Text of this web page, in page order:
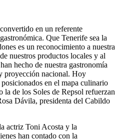
en un referente
Que Tenerife sea la
es un reconocimiento a nuestra
nuestros productos locales y al
hecho de nuestra gastronomía
proyección nacional. Hoy
en el mapa culinario
la de los Soles de Repsol refuerzan
Dávila, presidenta del Cabildo
actriz Toni Acosta y la
han contado con la